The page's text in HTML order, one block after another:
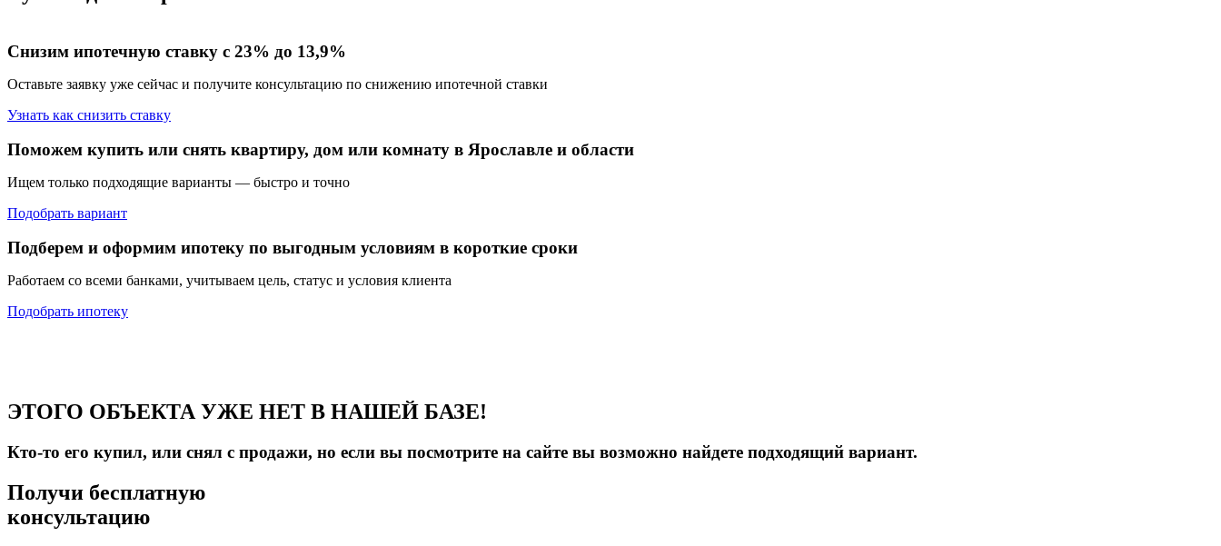
Снизим ипотечную ставку с 23% до 13,9%
Оставьте заявку уже сейчас и получите консультацию по снижению ипотечной ставки
Узнать как снизить ставку
Поможем купить или снять квартиру, дом или комнату в Ярославле и области
Ищем только подходящие варианты — быстро и точно
Подобрать вариант
Подберем и оформим ипотеку по выгодным условиям в короткие сроки
Работаем со всеми банками, учитываем цель, статус и условия клиента
Подобрать ипотеку
ЭТОГО ОБЪЕКТА УЖЕ НЕТ В НАШЕЙ БАЗЕ!
Кто-то его купил, или снял с продажи, но если вы посмотрите на сайте вы возможно найдете подходящий вариант.
Получи бесплатную
консультацию